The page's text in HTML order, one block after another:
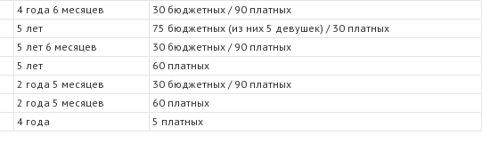
4 года 6 месяцев
30 бюджетных / 90 платных
5 лет
75 бюджетных (из них 5 девушек) / 30 платных
5 лет 6 месяцев
30 бюджетных / 90 платных
5 лет
60 платных
2 года 5 месяцев
30 бюджетных / 90 платных
2 года 5 месяцев
60 платных
4 года 5 платных